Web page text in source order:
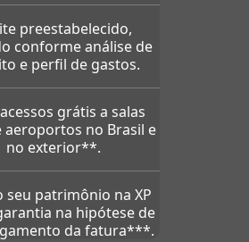
preestabelecido,
conforme análise de
e perfil de gastos.
grátis a salas
aeroportos no Brasil e
no exterior**.
seu patrimônio na XP
na hipótese de
da fatura***.